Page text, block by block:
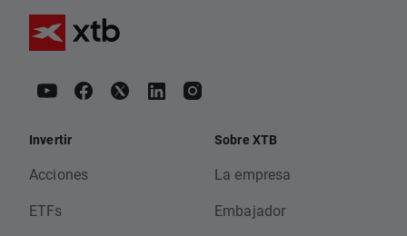
Invertir
Acciones
ETFs
Sobre XTB
La empresa
Embajador